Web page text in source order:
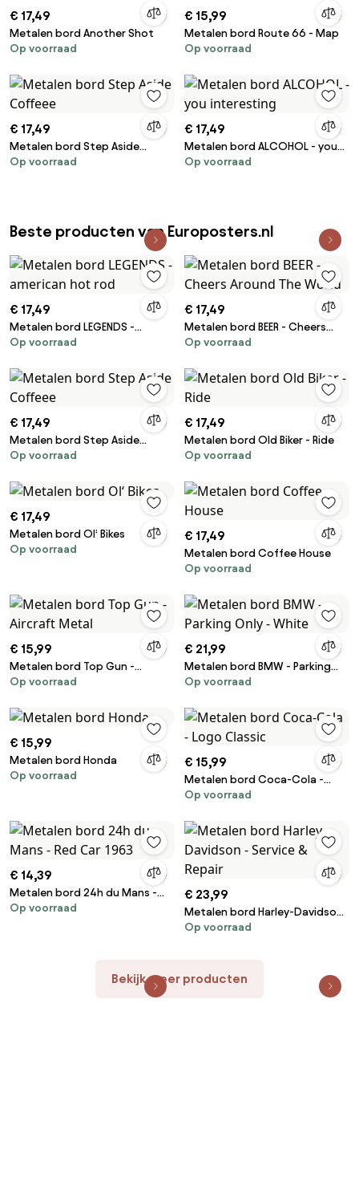
€ 17,49
Metalen bord Another Shot
Op voorraad
€ 15,99
Metalen bord Route 66 - Map
Op voorraad
€ 17,49
Metalen bord Step Aside
Coffeee
Op voorraad
€ 17,49
Metalen bord ALCOHOL - you
interesting
Op voorraad
Beste producten van Europosters.nl
€ 17,49
Metalen bord LEGENDS -
american hot rod
Op voorraad
€ 17,49
Metalen bord BEER - Cheers
Around The World
Op voorraad
€ 17,49
Metalen bord Step Aside
Coffeee
Op voorraad
€ 17,49
Metalen bord Old Biker - Ride
Op voorraad
€ 17,49
Metalen bord Ol‘ Bikes
Op voorraad
€ 17,49
Metalen bord Coffee House
Op voorraad
€ 15,99
Metalen bord Top Gun -
Aircraft Metal
Op voorraad
€ 21,99
Metalen bord BMW - Parking
Only - White
Op voorraad
€ 15,99
Metalen bord Honda
Op voorraad
€ 15,99
Metalen bord Coca-Cola -
Logo Classic
Op voorraad
€ 14,39
Metalen bord 24h du Mans -
Red Car 1963
Op voorraad
€ 23,99
Metalen bord Harley-Davidson
- Service & Repair
Op voorraad
Bekijk meer producten